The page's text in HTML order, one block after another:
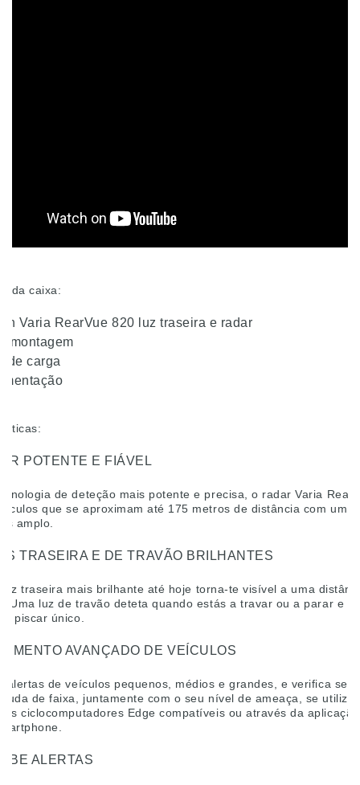
da caixa:
Varia RearVue 820 luz traseira e radar
montagem
de carga
POTENTE E FIÁVEL
de deteção mais potente e precisa, o radar Varia
que se aproximam até 175 metros de distância com um
amplo.
TRASEIRA E DE TRAVÃO BRILHANTES
luz traseira mais brilhante até hoje torna-te visível a uma
Uma luz de travão deteta quando estás a travar ou a parar e
piscar único.
AVANÇADO DE VEÍCULOS
alertas de veículos pequenos, médios e grandes, e verifica se
de faixa, juntamente com o seu nível de ameaça, se
ciclocomputadores Edge compatíveis ou através da
ALERTAS